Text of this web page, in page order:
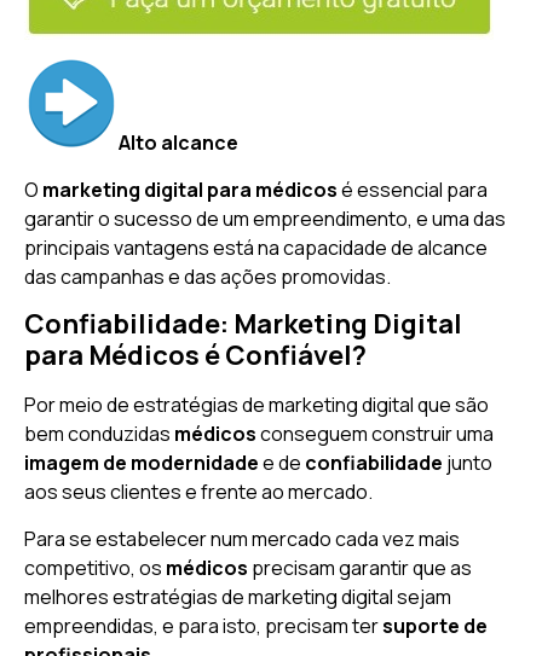
Alto alcance
O marketing digital para médicosé essencial para
garantir o sucesso de um empreendimento, e uma das
principais vantagens está na capacidade de alcance
das campanhas e das ações promovidas.
Confiabilidade: Marketing Digital
para Médicos é Confiável?
Por meio de estratégias de marketing digital que são
bem conduzidas médicosconseguem construir uma
imagem de modernidadee de confiabilidade junto
aos seus clientes e frente ao mercado.
Para se estabelecer num mercado cada vez mais
competitivo, os médicos precisam garantir que as
melhores estratégias de marketing digital sejam
empreendidas, e para isto, precisam tersuporte de